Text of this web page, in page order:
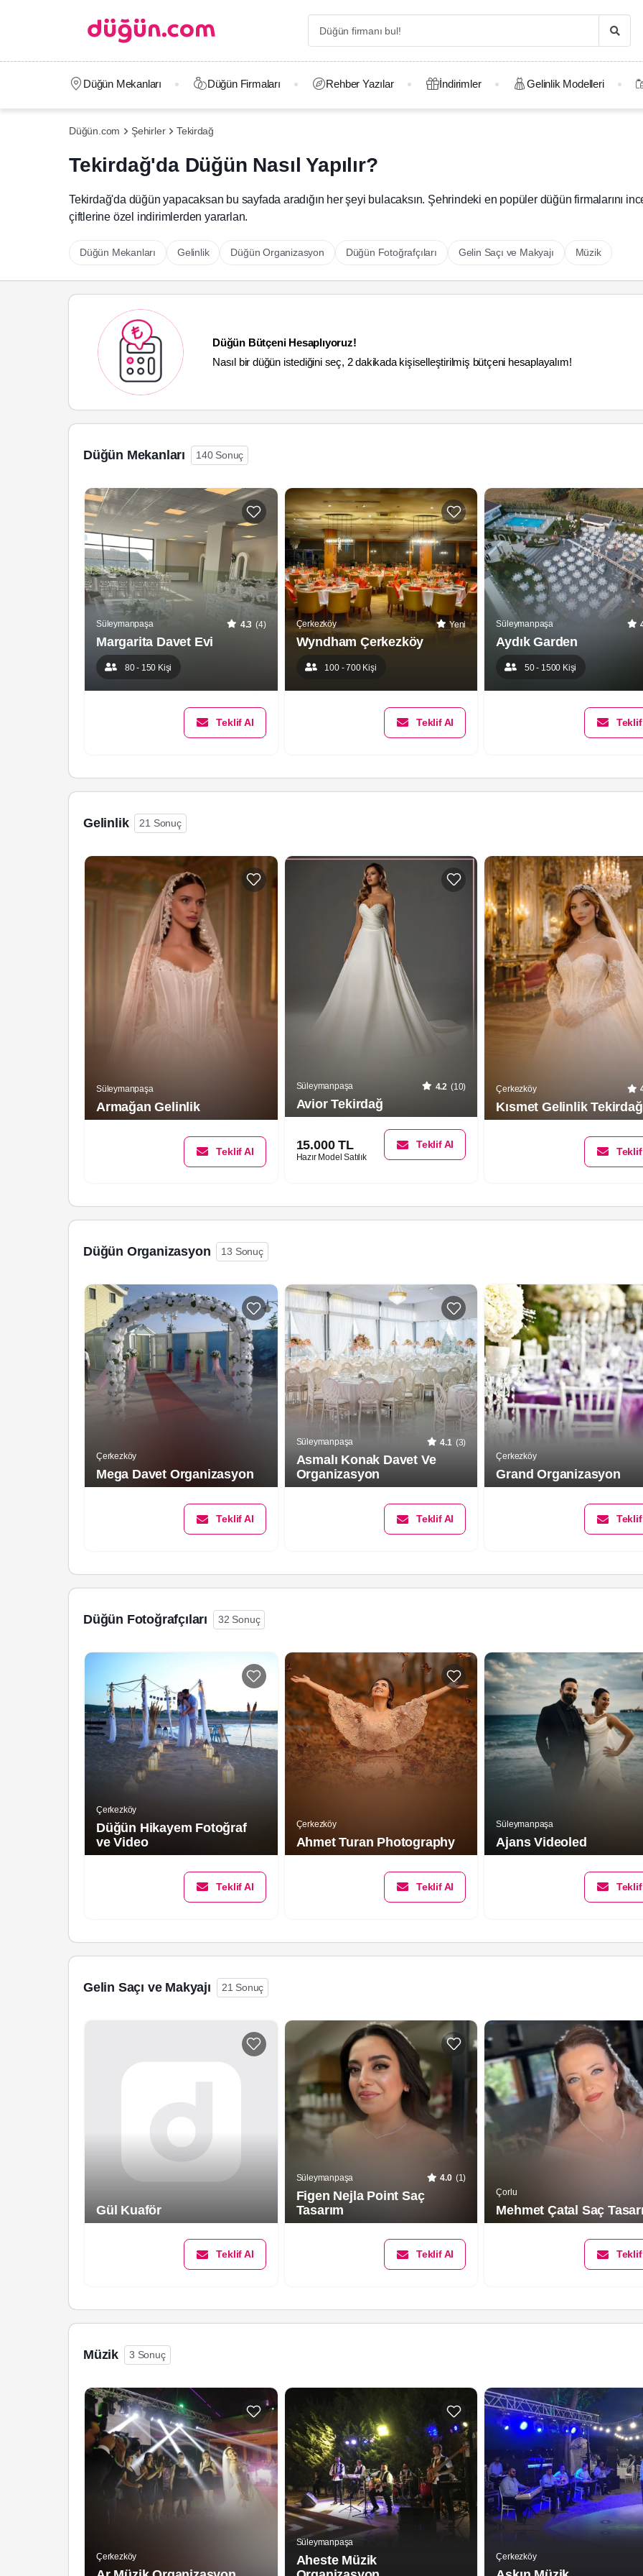
Düğün Mekanları Düğün Firmaları Rehber Yazılar İndirimler Gelinlik Modelleri
Düğün.com Şehirler Tekirdağ
Tekirdağ'da Düğün Nasıl Yapılır?
Tekirdağ'da düğün yapacaksan bu sayfada aradığın her şeyi bulacaksın. Şehrindeki en popüler düğün firmalarını
çiftlerine özel indirimlerden yararlan.
Düğün Mekanları Gelinlik Düğün Organizasyon Düğün Fotoğrafçıları Gelin Saçı ve Makyajı Müzik
Düğün Bütçeni Hesaplıyoruz!
Nasıl bir düğün istediğini seç, 2 dakikada kişiselleştirilmiş bütçeni hesaplayalım!
Düğün Mekanları 140 Sonuç
Süleymanpaşa 4.3 (4)
Margarita Davet Evi
80 - 150 Kişi
Teklif Al
Çerkezköy Yeni
Wyndham Çerkezköy
100 - 700 Kişi
Teklif Al
Süleymanpaşa
Aydık Garden
50 - 1500 Kişi
Teklif
Gelinlik 21 Sonuç
Süleymanpaşa
Armağan Gelinlik
Teklif Al
Süleymanpaşa 4.2 (10)
Avior Tekirdağ
15.000 TL
Hazır Model Satılık
Teklif Al
Çerkezköy
Kısmet Gelinlik Tekirdağ
Teklif
Düğün Organizasyon 13 Sonuç
Çerkezköy
Mega Davet Organizasyon
Teklif Al
Süleymanpaşa 4.1 (3)
Asmalı Konak Davet Ve
Organizasyon
Teklif Al
Çerkezköy
Grand Organizasyon
Teklif
Düğün Fotoğrafçıları 32 Sonuç
Çerkezköy
Düğün Hikayem Fotoğraf
ve Video
Teklif Al
Çerkezköy
Ahmet Turan Photography
Teklif Al
Süleymanpaşa
Ajans Videoled
Teklif
Gelin Saçı ve Makyajı 21 Sonuç
Gül Kuaför
Teklif Al
Süleymanpaşa 4.0 (1)
Figen Nejla Point Saç
Tasarım
Teklif Al
Çorlu
Mehmet Çatal Saç
Teklif
Müzik 3 Sonuç
Çerkezköy
Süleymanpaşa
Aheste Müzik
Çerkezköy